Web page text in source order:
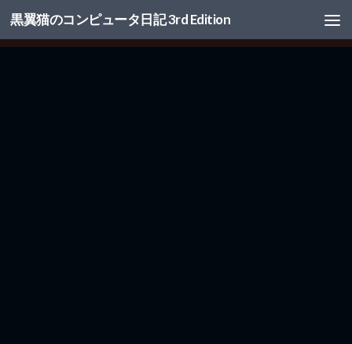
コンテンツへスキップ
黒翼猫のコンピュータ日記 3rd Edition